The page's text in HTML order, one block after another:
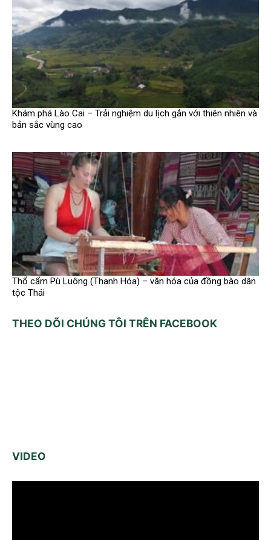
Khám phá Lào Cai – Trải nghiệm du lịch gắn với thiên nhiên và
bản sắc vùng cao
Thổ cẩm Pù Luông (Thanh Hóa) – văn hóa của đồng bào dân
tộc Thái
THEO DÕI CHÚNG TÔI TRÊN FACEBOOK
VIDEO